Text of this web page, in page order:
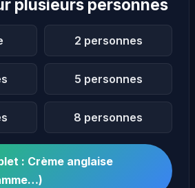
plusieurs personnes
2 personnes
5 personnes
8 personnes
: Crème anglaise